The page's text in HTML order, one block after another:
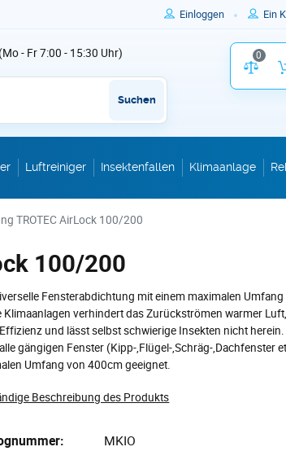
Einloggen Ein
(Mo - Fr 7:00 - 15:30 Uhr)
Suchen
0
Luftreiniger Insektenfallen Klimaanlage
TROTEC AirLock 100/200
100/200
Fensterabdichtung mit einem maximalen
Klimaanlagen verhindert das Zurückströmen warmer
und lässt selbst schwierige Insekten nicht
gängigen Fenster (Kipp-,Flügel-,Schräg-,Dachfenster
Umfang von 400cm geeignet.
Beschreibung des Produkts
MKIO